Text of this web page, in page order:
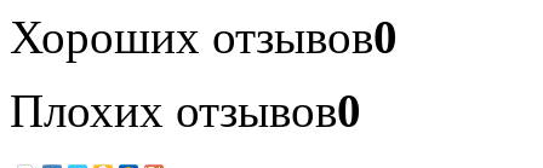
Хороших отзывов0
Плохих отзывов0